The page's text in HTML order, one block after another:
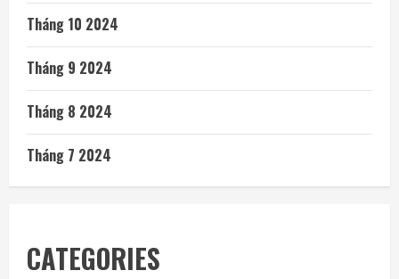
Tháng 10 2024
Tháng 9 2024
Tháng 8 2024
Tháng 7 2024
CATEGORIES